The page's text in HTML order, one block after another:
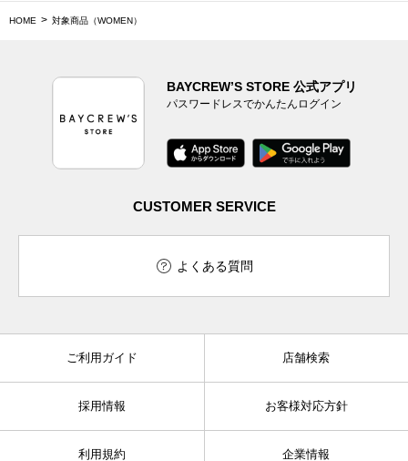
HOME 対象商品（WOMEN）
BAYCREW’S STORE 公式アプリ
パスワードレスでかんたんログイン
CUSTOMER SERVICE
よくある質問
ご利用ガイド 店舗検索
採用情報 お客様対応方針
利用規約 企業情報